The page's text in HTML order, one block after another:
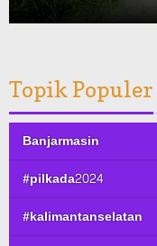
Topik Populer
Banjarmasin
#pilkada2024
#kalimantanselatan